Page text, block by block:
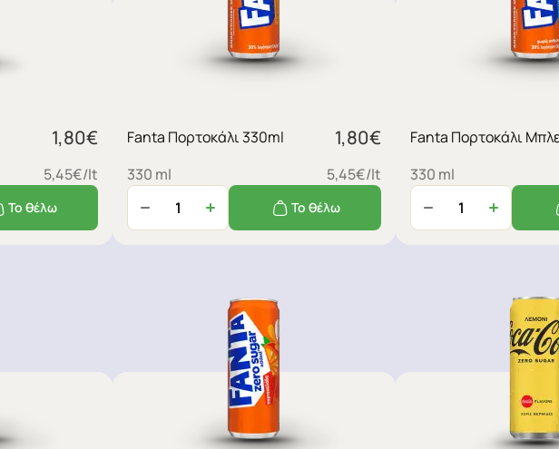
1,80€
5,45€/lt
Το θέλω
Fanta Πορτοκάλι 330ml 1,80€
330 ml 5,45€/lt
Το θέλω
Fanta Πορτοκάλι
330 ml